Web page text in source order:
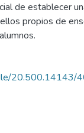
de establecer
propios de
20.500.14143/